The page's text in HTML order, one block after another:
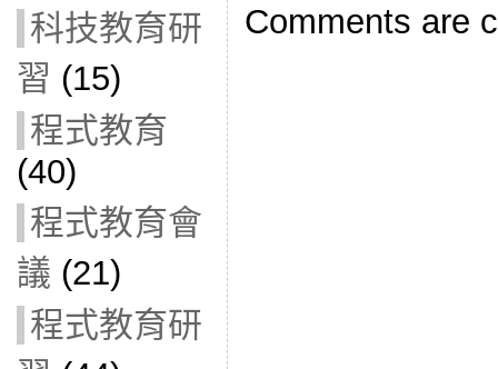
科技教育研
習 (15)
程式教育
(40)
程式教育會
議 (21)
程式教育研
Comments are